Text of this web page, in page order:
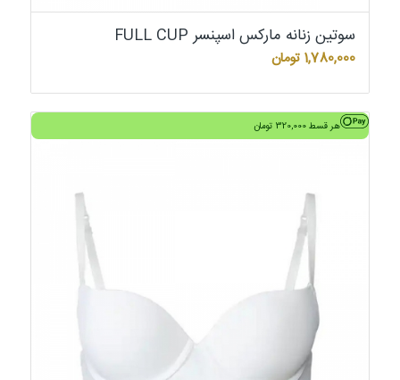
سوتین زنانه مارکس اسپنسر FULL CUP
1,780,000 تومان
هر قسط320,000 تومان